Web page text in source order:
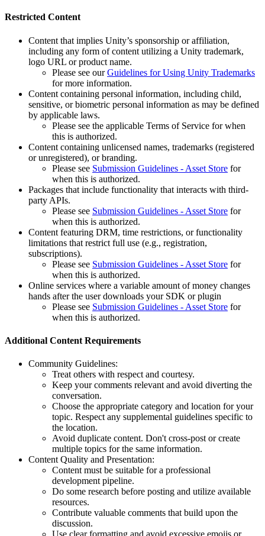
Restricted Content
Content that implies Unity’s sponsorship or affiliation,
including any form of content utilizing a Unity trademark,
logo URL or product name.
Please see ourGuidelines for Using Unity Trademarks
for more information.
Content containing personal information, including child,
sensitive, or biometric personal information as may be defined
by applicable laws.
Please see the applicable Terms of Service for when
this is authorized.
Content containing unlicensed names, trademarks (registered
or unregistered), or branding.
Please see Submission Guidelines - Asset Store for
when this is authorized.
Packages that include functionality that interacts with third-
party APIs.
Please see Submission Guidelines - Asset Store for
when this is authorized.
Content featuring DRM, time restrictions, or functionality
limitations that restrict full use (e.g., registration,
subscriptions).
Please see Submission Guidelines - Asset Store for
when this is authorized.
Online services where a variable amount of money changes
hands after the user downloads your SDK or plugin
Please see Submission Guidelines - Asset Store for
when this is authorized.
Additional Content Requirements
Community Guidelines:
Treat others with respect and courtesy.
Keep your comments relevant and avoid diverting the
conversation.
Choose the appropriate category and location for your
topic. Respect any supplemental guidelines specific to
the location.
Avoid duplicate content. Don't cross-post or create
multiple topics for the same information.
Content Quality and Presentation:
Content must be suitable for a professional
development pipeline.
Do some research before posting and utilize available
resources.
Contribute valuable comments that build upon the
discussion.
Use clear formatting and avoid excessive emojis or